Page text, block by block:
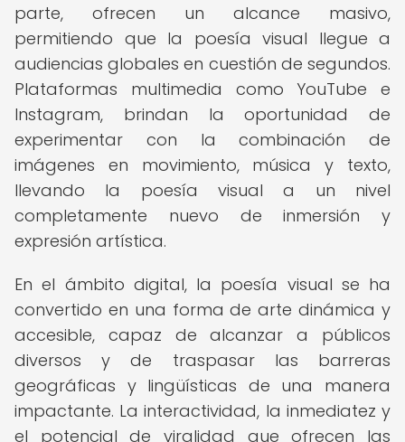
parte, ofrecen un alcance masivo,
permitiendo que la poesía visual llegue a
audiencias globales en cuestión de segundos.
Plataformas multimedia como YouTube e
Instagram, brindan la oportunidad de
experimentar con la combinación de
imágenes en movimiento, música y texto,
llevando la poesía visual a un nivel
completamente nuevo de inmersión y
expresión artística.
En el ámbito digital, la poesía visual se ha
convertido en una forma de arte dinámica y
accesible, capaz de alcanzar a públicos
diversos y de traspasar las barreras
geográficas y lingüísticas de una manera
impactante. La interactividad, la inmediatez y
el potencial de viralidad que ofrecen las